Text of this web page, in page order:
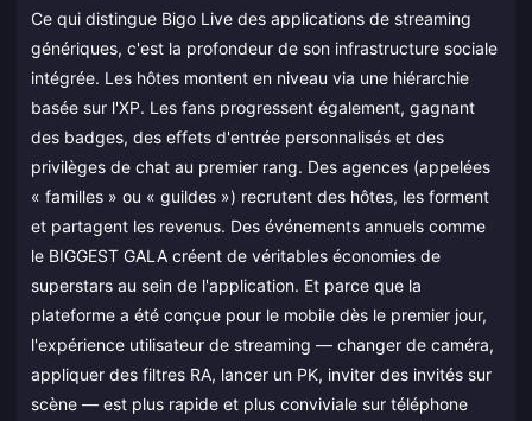
Ce qui distingue Bigo Live des applications de streaming
génériques, c'est la profondeur de son infrastructure sociale
intégrée. Les hôtes montent en niveau via une hiérarchie
basée sur l'XP. Les fans progressent également, gagnant
des badges, des effets d'entrée personnalisés et des
privilèges de chat au premier rang. Des agences (appelées
« familles » ou « guildes ») recrutent des hôtes, les forment
et partagent les revenus. Des événements annuels comme
le BIGGEST GALA créent de véritables économies de
superstars au sein de l'application. Et parce que la
plateforme a été conçue pour le mobile dès le premier jour,
l'expérience utilisateur de streaming — changer de caméra,
appliquer des filtres RA, lancer un PK, inviter des invités sur
scène — est plus rapide et plus conviviale sur téléphone